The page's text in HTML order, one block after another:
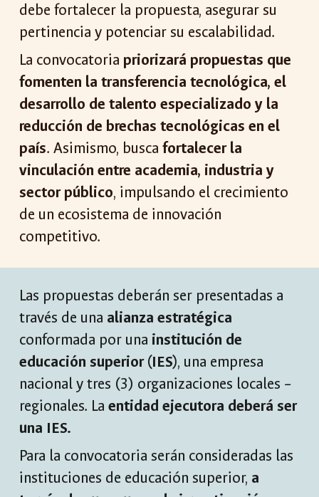
debe fortalecer la propuesta, asegurar su
pertinencia y potenciar su escalabilidad.
La convocatoria priorizará propuestas que
fomenten la transferencia tecnológica, el
desarrollo de talento especializado y la
reducción de brechas tecnológicas en el
país. Asimismo, buscafortalecer la
vinculación entre academia, industria y
sector público, impulsando el crecimiento
de un ecosistema de innovación
competitivo.
Las propuestas deberán ser presentadas a
través de una alianza estratégica
conformada por una institución de
educación superior (IES), una empresa
nacional y tres (3) organizaciones locales –
regionales. Laentidad ejecutora deberá ser
una IES.
Para la convocatoria serán consideradas las
instituciones de educación superior, a